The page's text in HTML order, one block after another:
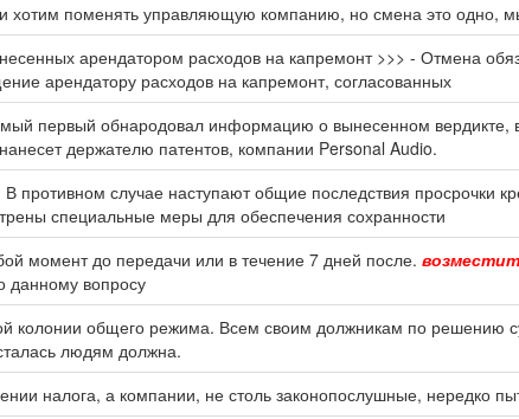
хотим поменять управляющую компанию, но смена это одно,
арендатором расходов на капремонт >>> - Отмена
арендатору расходов на капремонт, согласованных
первый обнародовал информацию о вынесенном вердикте,
держателю патентов, компании Personal Audio.
противном случае наступают общие последствия просрочки
специальные меры для обеспечения сохранности
момент до передачи или в течение 7 дней после.
данному вопросу
колонии общего режима. Всем своим должникам по решению
людям должна.
налога, а компании, не столь законопослушные, нередко